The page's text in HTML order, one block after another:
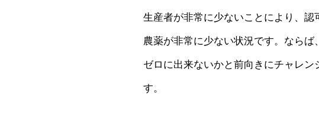
生産者が非常に少ないことにより、認
農薬が非常に少ない状況です。ならば
ゼロに出来ないかと前向きにチャレン
す。